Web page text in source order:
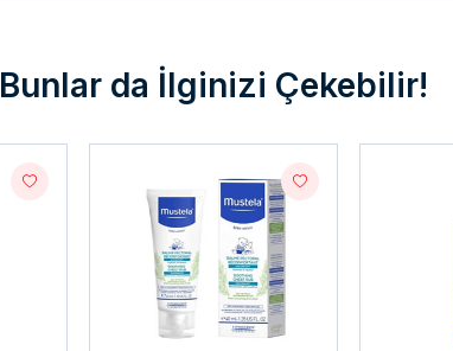
Bunlar da İlginizi Çekebilir!